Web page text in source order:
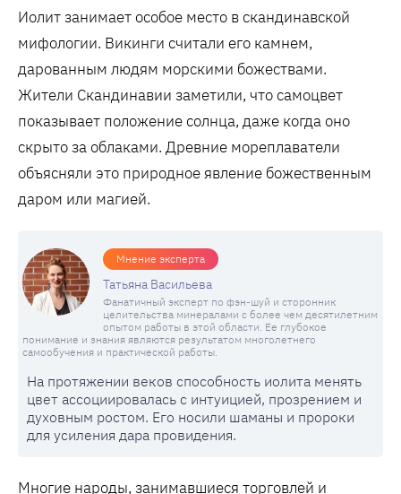
Иолит занимает особое место в скандинавской
мифологии. Викинги считали его камнем,
дарованным людям морскими божествами.
Жители Скандинавии заметили, что самоцвет
показывает положение солнца, даже когда оно
скрыто за облаками. Древние мореплаватели
объясняли это природное явление божественным
даром или магией.
Мнение эксперта
Татьяна Васильева
Фанатичный эксперт по фэн-шуй и сторонник
целительства минералами с более чем десятилетним
опытом работы в этой области. Ее глубокое
понимание и знания являются результатом многолетнего
самообучения и практической работы.
На протяжении веков способность иолита менять
цвет ассоциировалась с интуицией, прозрением и
духовным ростом. Его носили шаманы и пророки
для усиления дара провидения.
Многие народы, занимавшиеся торговлей и